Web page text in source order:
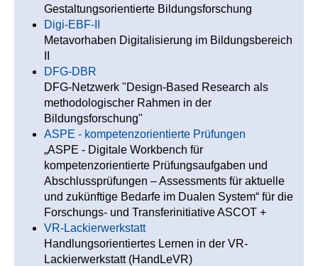
Gestaltungsorientierte Bildungsforschung
Digi-EBF-II
Metavorhaben Digitalisierung im Bildungsbereich
DFG-DBR
DFG-Netzwerk "Design-Based Research als
methodologischer Rahmen in der
Bildungsforschung"
ASPE - kompetenzorientierte Prüfungen
„ASPE - Digitale Workbench für
kompetenzorientierte Prüfungsaufgaben und
Abschlussprüfungen – Assessments für aktuelle
und zukünftige Bedarfe im Dualen System“ für die
Forschungs- und Transferinitiative ASCOT +
VR-Lackierwerkstatt
Handlungsorientiertes Lernen in der VR-
Lackierwerkstatt (HandLeVR)